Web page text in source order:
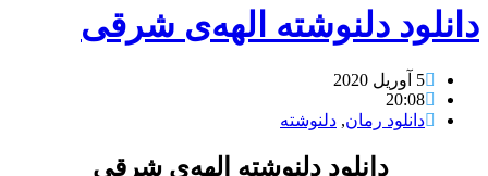
دانلود دلنوشته الهه‌ی شرقی
5 آوریل 2020
20:08
دانلود رمان, دلنوشته
دانلود دلنوشته الهه‌ی شرقی